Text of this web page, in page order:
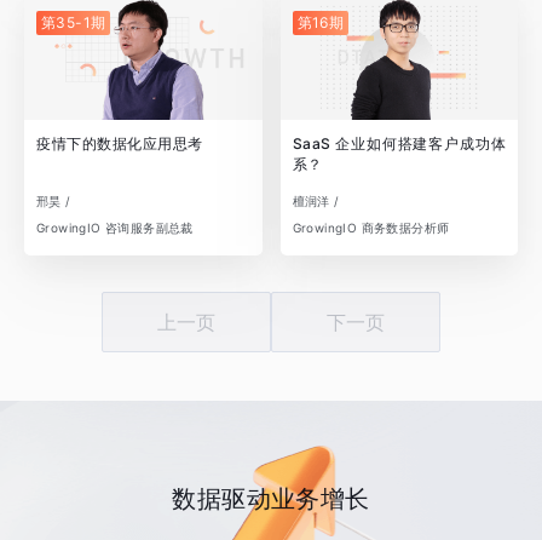
第35-1期
疫情下的数据化应用思考
邢昊 /
GrowingIO 咨询服务副总裁
第16期
SaaS 企业如何搭建客户成功体
系？
檀润洋 /
GrowingIO 商务数据分析师
上一页 下一页
数据驱动业务增长